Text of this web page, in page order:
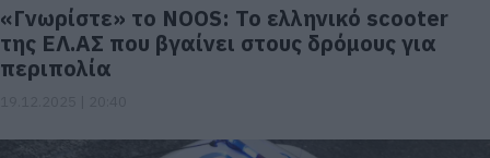
«Γνωρίστε» το NOOS: Το ελληνικό scooter
της ΕΛ.ΑΣ που βγαίνει στους δρόμους για
περιπολία